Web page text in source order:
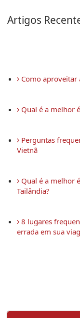
Artigos
Como aproveitar
Qual é a melhor
Perguntas
Vietnã
Qual é a melhor
Tailândia?
8 lugares
errada em sua